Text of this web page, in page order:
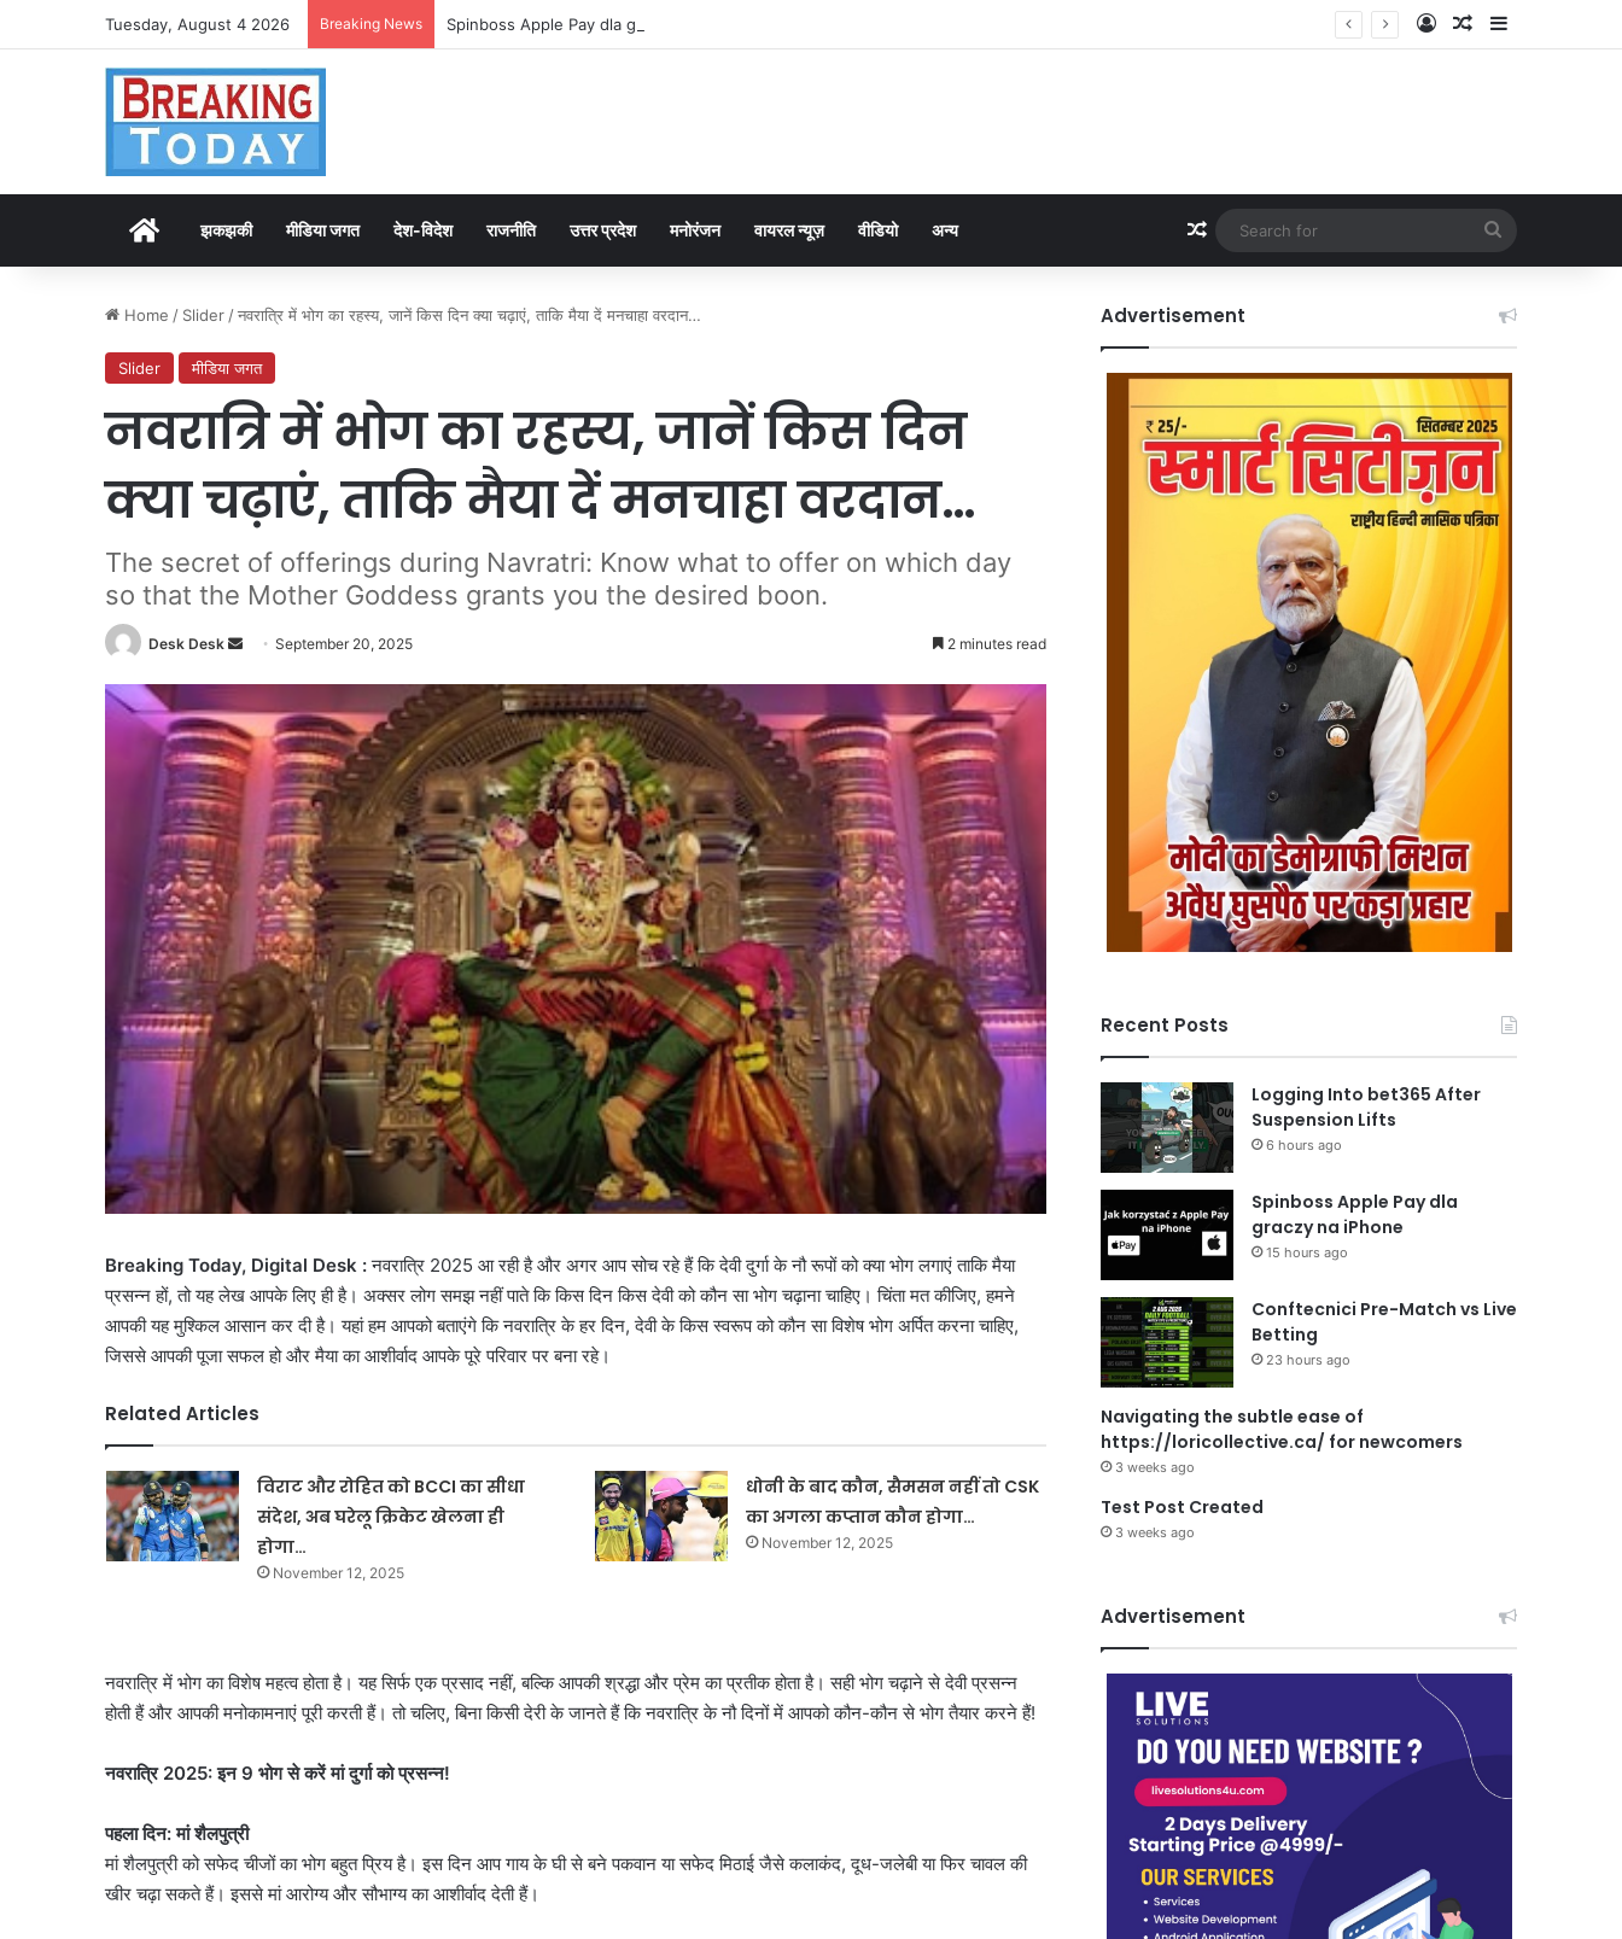
Tuesday, August 4 2026 Breaking News Spinboss Apple Pay dla graczy na iPhone Log InRandom Article
Sidebar
Homeझकझकी मीडिया जगत देश-विदेश राजनीति उत्तर प्रदेश मनोरंजन वायरल न्यूज़ वीडियो अन्य Random Article
for
Home / Slider /नवरात्रि में भोग का रहस्य, जानें किस दिन क्या चढ़ाएं, ताकि मैया दें मनचाहा वरदान…
Slider मीडिया जगत
नवरात्रि में भोग का रहस्य, जानें किस दिन
क्या चढ़ाएं, ताकि मैया दें मनचाहा वरदान…
The secret of offerings during Navratri: Know what to offer on which day
so that the Mother Goddess grants you the desired boon.
Desk Desk
Send September 20, 2025 2 minutes read
Breaking Today, Digital Desk :नवरात्रि 2025 आ रही है और अगर आप सोच रहे हैं कि देवी दुर्गा के नौ रूपों को क्या भोग लगाएं ताकि मैया
प्रसन्न हों, तो यह लेख आपके लिए ही है। अक्सर लोग समझ नहीं पाते कि किस दिन किस देवी को कौन सा भोग चढ़ाना चाहिए। चिंता मत कीजिए, हमने
आपकी यह मुश्किल आसान कर दी है। यहां हम आपको बताएंगे कि नवरात्रि के हर दिन, देवी के किस स्वरूप को कौन सा विशेष भोग अर्पित करना चाहिए,
जिससे आपकी पूजा सफल हो और मैया का आशीर्वाद आपके पूरे परिवार पर बना रहे।
Related Articles
विराट और रोहित को BCCI का सीधा
संदेश, अब घरेलू क्रिकेट खेलना ही
होगा…
November 12, 2025
धोनी के बाद कौन, सैमसन नहीं तो CSK
का अगला कप्तान कौन होगा…
November 12, 2025
नवरात्रि में भोग का विशेष महत्व होता है। यह सिर्फ एक प्रसाद नहीं, बल्कि आपकी श्रद्धा और प्रेम का प्रतीक होता है। सही भोग चढ़ाने से देवी प्रसन्न
होती हैं और आपकी मनोकामनाएं पूरी करती हैं। तो चलिए, बिना किसी देरी के जानते हैं कि नवरात्रि के नौ दिनों में आपको कौन-कौन से भोग तैयार करने हैं!
नवरात्रि 2025: इन 9 भोग से करें मां दुर्गा को प्रसन्न!
पहला दिन: मां शैलपुत्री
मां शैलपुत्री को सफेद चीजों का भोग बहुत प्रिय है। इस दिन आप गाय के घी से बने पकवान या सफेद मिठाई जैसे कलाकंद, दूध-जलेबी या फिर चावल की
खीर चढ़ा सकते हैं। इससे मां आरोग्य और सौभाग्य का आशीर्वाद देती हैं।
Advertisement
Recent Posts
Logging Into bet365 After
Suspension Lifts
6 hours ago
Spinboss Apple Pay dla
graczy na iPhone
15 hours ago
Conftecnici Pre-Match vs Live
Betting
23 hours ago
Navigating the subtle ease of
https://loricollective.ca/ for newcomers
3 weeks ago
Test Post Created
3 weeks ago
Advertisement